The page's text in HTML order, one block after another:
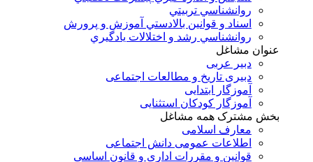
روانشناسي تربيتي
اسناد و قوانين بالادستي آموزش و پرورش
روانشناسي رشد و اختلالات يادگيري
عنوان مشاغل
دبير عربی
دبیری تاریخ و مطالعات اجتماعی
آموزگار ابتدایی
آموزگار کودکان استثنایی
بخش مشترک همه مشاغل
معارف اسلامی
اطلاعات عمومی دانش اجتماعی
قوانین و مقررات اداری و قانون اساسی